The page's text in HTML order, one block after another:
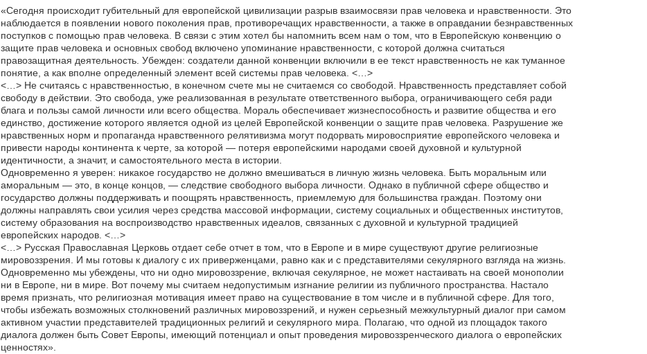
«Сегодня происходит губительный для европейской цивилизации разрыв взаимосвязи прав человека и нравственности. Это
наблюдается в появлении нового поколения прав, противоречащих нравственности, а также в оправдании безнравственных
поступков с помощью прав человека. В связи с этим хотел бы напомнить всем нам о том, что в Европейскую конвенцию о
защите прав человека и основных свобод включено упоминание нравственности, с которой должна считаться
правозащитная деятельность. Убежден: создатели данной конвенции включили в ее текст нравственность не как туманное
понятие, а как вполне определенный элемент всей системы прав человека. <…>
<…> Не считаясь с нравственностью, в конечном счете мы не считаемся со свободой. Нравственность представляет собой
свободу в действии. Это свобода, уже реализованная в результате ответственного выбора, ограничивающего себя ради
блага и пользы самой личности или всего общества. Мораль обеспечивает жизнеспособность и развитие общества и его
единство, достижение которого является одной из целей Европейской конвенции о защите прав человека. Разрушение же
нравственных норм и пропаганда нравственного релятивизма могут подорвать мировосприятие европейского человека и
привести народы континента к черте, за которой — потеря европейскими народами своей духовной и культурной
идентичности, а значит, и самостоятельного места в истории.
Одновременно я уверен: никакое государство не должно вмешиваться в личную жизнь человека. Быть моральным или
аморальным — это, в конце концов, — следствие свободного выбора личности. Однако в публичной сфере общество и
государство должны поддерживать и поощрять нравственность, приемлемую для большинства граждан. Поэтому они
должны направлять свои усилия через средства массовой информации, систему социальных и общественных институтов,
систему образования на воспроизводство нравственных идеалов, связанных с духовной и культурной традицией
европейских народов. <…>
<…> Русская Православная Церковь отдает себе отчет в том, что в Европе и в мире существуют другие религиозные
мировоззрения. И мы готовы к диалогу с их приверженцами, равно как и с представителями секулярного взгляда на жизнь.
Одновременно мы убеждены, что ни одно мировоззрение, включая секулярное, не может настаивать на своей монополии
ни в Европе, ни в мире. Вот почему мы считаем недопустимым изгнание религии из публичного пространства. Настало
время признать, что религиозная мотивация имеет право на существование в том числе и в публичной сфере. Для того,
чтобы избежать возможных столкновений различных мировоззрений, и нужен серьезный межкультурный диалог при самом
активном участии представителей традиционных религий и секулярного мира. Полагаю, что одной из площадок такого
диалога должен быть Совет Европы, имеющий потенциал и опыт проведения мировоззренческого диалога о европейских
ценностях».